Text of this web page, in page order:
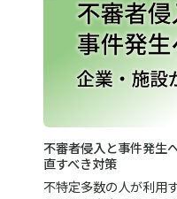
コラムやトピック
ポイントを押さえ